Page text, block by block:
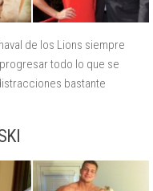
de los Lions siempre
todo lo que se
bastante